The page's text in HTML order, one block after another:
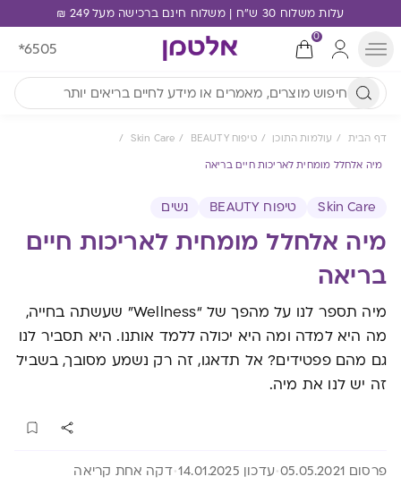
עלות משלוח 30 ש"ח | משלוח חינם ברכישה מעל 249 ₪
0
*6505
דף הבית עולמות התוכן טיפוח BEAUTY Skin Care
מיה אלחלל מומחית לאריכות חיים בריאה
Skin Care טיפוח BEAUTY נשים
מיה אלחלל מומחית לאריכות חיים
בריאה
מיה תספר לנו על מהפך של “wellness” שעשתה בחייה,
מה היא למדה ומה היא יכולה ללמד אותנו. היא תסביר לנו
גם מהם פפטידים? אל תדאגו, זה רק נשמע מסובך, בשביל
זה יש לנו את מיה.
פרסום 05.05.2021 עדכון 14.01.2025 דקה אחת קריאה